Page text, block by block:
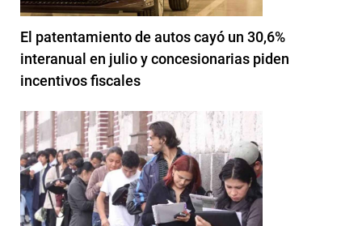
El patentamiento de autos cayó un 30,6%
interanual en julio y concesionarias piden
incentivos fiscales